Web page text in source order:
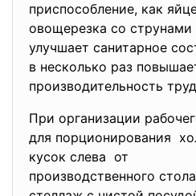
приспособление, как
овощерезка со
улучшает санитарное
в несколько раз
производительность
При организации
для порционирования
кусок слева от
производственного